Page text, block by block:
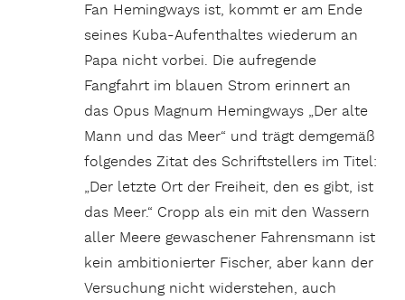
Fan Hemingways ist, kommt er am Ende
seines Kuba-Aufenthaltes wiederum an
Papa nicht vorbei. Die aufregende
Fangfahrt im blauen Strom erinnert an
das Opus Magnum Hemingways „Der alte
Mann und das Meer“ und trägt demgemäß
folgendes Zitat des Schriftstellers im Titel:
„Der letzte Ort der Freiheit, den es gibt, ist
das Meer.“ Cropp als ein mit den Wassern
aller Meere gewaschener Fahrensmann ist
kein ambitionierter Fischer, aber kann der
Versuchung nicht widerstehen, auch